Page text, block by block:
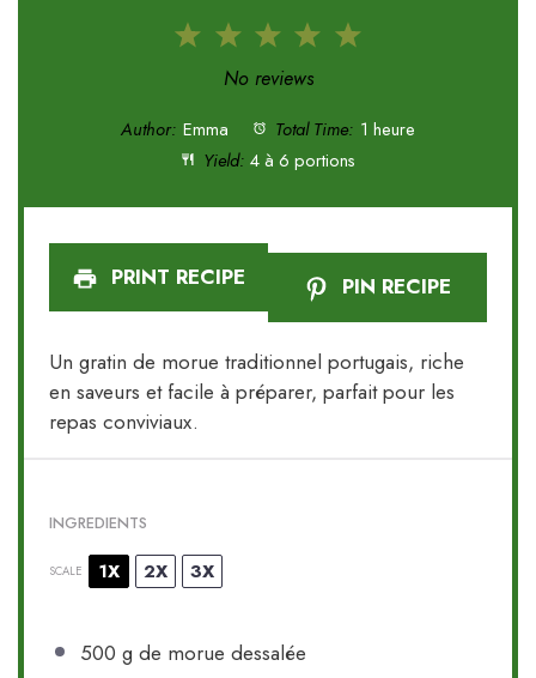
5
4
3
Stars
2
Stars
1
Star
No reviews
Author: Emma Total Time: 1 heure
Yield: 4 à 6 portions
PRINT RECIPE PIN RECIPE
Un gratin de morue traditionnel portugais, riche
en saveurs et facile à préparer, parfait pour les
repas conviviaux.
INGREDIENTS
SCALE 1X 2X 3X
500 g de morue dessalée